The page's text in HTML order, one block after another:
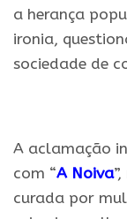
a herança
ironia,
sociedade de
A aclamação
com “A Noiva
curada por